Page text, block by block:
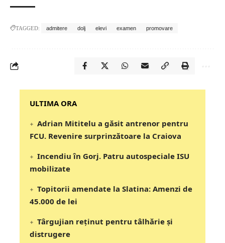
TAGGED: admitere dolj elevi examen promovare
‎‎‎‎‎‎‎ULTIMA ORA
Adrian Mititelu a găsit antrenor pentru
FCU. Revenire surprinzătoare la Craiova
Incendiu în Gorj. Patru autospeciale ISU
mobilizate
Topitorii amendate la Slatina: Amenzi de
45.000 de lei
Târgujian reținut pentru tâlhărie și
distrugere